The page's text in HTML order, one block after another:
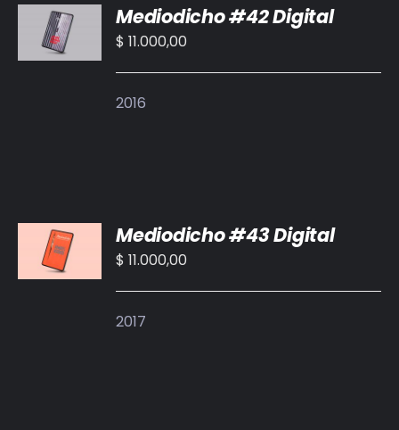
AL
CARRITO
/
Mediodicho #42 Digital
$ 11.000,00
2016
AL
CARRITO
/
Mediodicho #43 Digital
$ 11.000,00
2017